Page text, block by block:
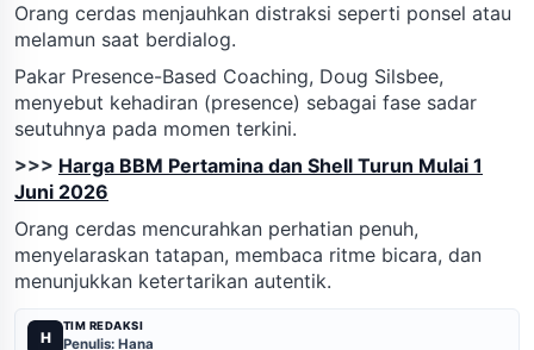
Orang cerdas menjauhkan distraksi seperti ponsel atau
melamun saat berdialog.
Pakar Presence-Based Coaching, Doug Silsbee,
menyebut kehadiran (presence) sebagai fase sadar
seutuhnya pada momen terkini.
>>> Harga BBM Pertamina dan Shell Turun Mulai 1
Juni 2026
Orang cerdas mencurahkan perhatian penuh,
menyelaraskan tatapan, membaca ritme bicara, dan
menunjukkan ketertarikan autentik.
H
TIM REDAKSI
Penulis: Hana